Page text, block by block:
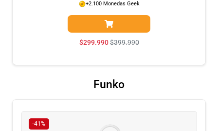
$299.990$399.990
+2.100 Monedas Geek
Funko
-41%